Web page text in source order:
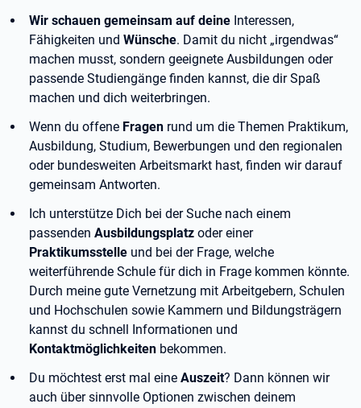
Wir schauen gemeinsam auf deine Interessen,
Fähigkeiten und Wünsche. Damit du nicht „irgendwas“
machen musst, sondern geeignete Ausbildungen oder
passende Studiengänge finden kannst, die dir Spaß
machen und dich weiterbringen.
Wenn du offene Fragen rund um die Themen Praktikum,
Ausbildung, Studium, Bewerbungen und den regionalen
oder bundesweiten Arbeitsmarkt hast, finden wir darauf
gemeinsam Antworten.
Ich unterstütze Dich bei der Suche nach einem
passenden Ausbildungsplatz oder einer
Praktikumsstelle und bei der Frage, welche
weiterführende Schule für dich in Frage kommen könnte.
Durch meine gute Vernetzung mit Arbeitgebern, Schulen
und Hochschulen sowie Kammern und Bildungsträgern
kannst du schnell Informationen und
Kontaktmöglichkeiten bekommen.
Du möchtest erst mal eine Auszeit? Dann können wir
auch über sinnvolle Optionen zwischen deinem